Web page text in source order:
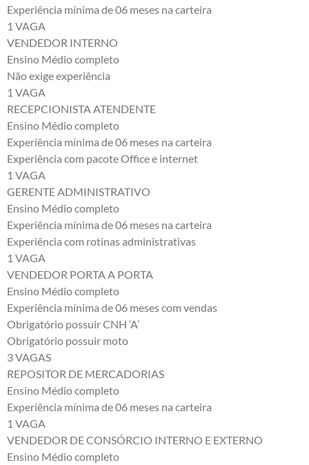
Experiência mínima de 06 meses na carteira
1 VAGA
VENDEDOR INTERNO
Ensino Médio completo
Não exige experiência
1 VAGA
RECEPCIONISTA ATENDENTE
Ensino Médio completo
Experiência mínima de 06 meses na carteira
Experiência com pacote Office e internet
1 VAGA
GERENTE ADMINISTRATIVO
Ensino Médio completo
Experiência mínima de 06 meses na carteira
Experiência com rotinas administrativas
1 VAGA
VENDEDOR PORTA A PORTA
Ensino Médio completo
Experiência mínima de 06 meses com vendas
Obrigatório possuir CNH ‘A’
Obrigatório possuir moto
3 VAGAS
REPOSITOR DE MERCADORIAS
Ensino Médio completo
Experiência mínima de 06 meses na carteira
1 VAGA
VENDEDOR DE CONSÓRCIO INTERNO E EXTERNO
Ensino Médio completo